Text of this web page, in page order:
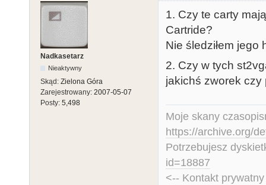
Nadkasetarz
Nieaktywny
Skąd: Zielona Góra
Zarejestrowany: 2007-05-07
Posty: 5,498
1. Czy te carty
Cartride?
Nie śledziłem jego
2. Czy w tych
jakichś zworek czy
Moje skany
https://archive.org/
Potrzebujesz
id=18887
<-- Kontakt